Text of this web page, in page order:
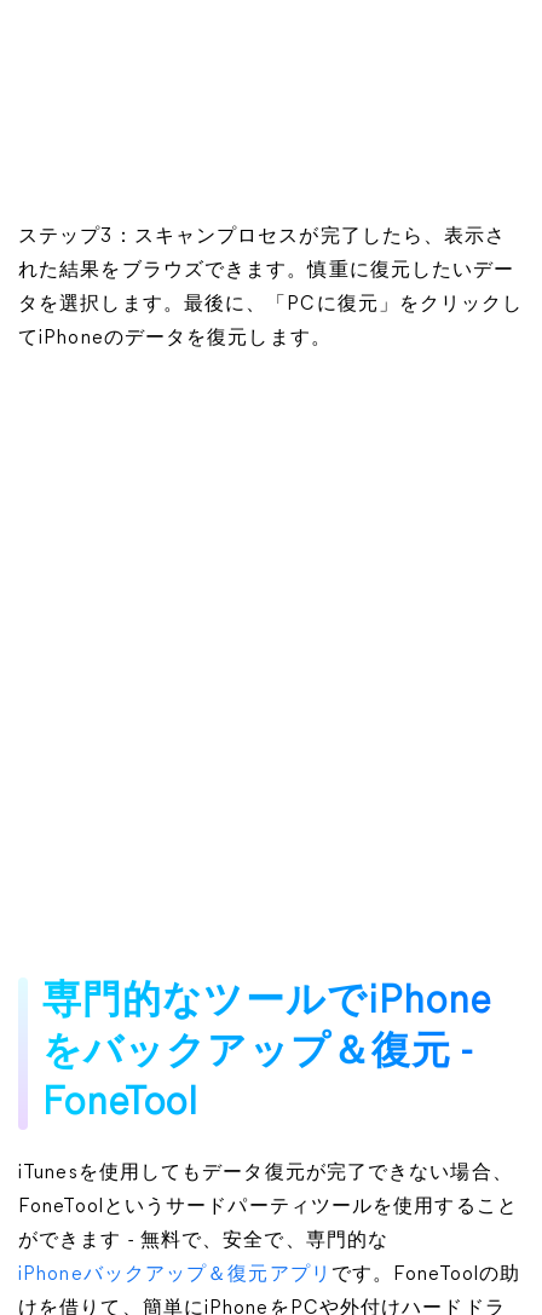
ステップ3：スキャンプロセスが完了したら、表示さ
れた結果をブラウズできます。慎重に復元したいデー
タを選択します。最後に、「PCに復元」をクリックし
てiPhoneのデータを復元します。
専門的なツールでiPhone
をバックアップ＆復元 -
FoneTool
iTunesを使用してもデータ復元が完了できない場合、
FoneToolというサードパーティツールを使用すること
ができます - 無料で、安全で、専門的な
iPhoneバックアップ＆復元アプリ です。FoneToolの助
けを借りて、簡単にiPhoneをPCや外付けハードドラ